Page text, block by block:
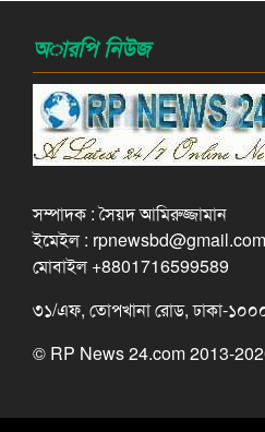
অারপি নিউজ
সম্পাদক : সৈয়দ আমিরুজ্জামান
ইমেইল : rpnewsbd@gmail.com
মোবাইল +8801716599589
৩১/এফ, তোপখানা রোড, ঢাকা-
© RP News 24.com 2013-